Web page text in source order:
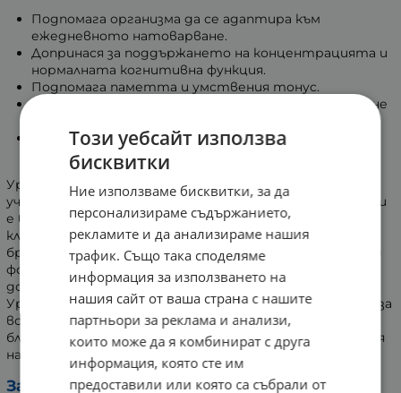
Подпомага организма да се адаптира към
ежедневното натоварване.
Допринася за поддържането на концентрацията и
нормалната когнитивна функция.
Подпомага паметта и умствения тонус.
Допринася за баланса и нормалното функциониране
Допринася за нормалната функция на имунната
система.
Уридин монофосфатът (UMP) е нуклеотид, който
участва в множество биологични процеси в тялото и
е важен компонент за нормалната функция на
клетките. Среща се естествено в храни като риба,
броколи, магданоз и черен дроб, но набавянето му под
формата на хранителна добавка е удобен начин за
допълване на диетата.
Уридин монофосфат на Vitaler’s е продукт, подходящ за
всеки, който желае да поддържа своето цялостно
благосъстояние и да подпомогне нормалната функция
на нервната си система.
Защо да изберете Уридин монофосфат на
Този уебсайт използва
бисквитки
Ние използваме бисквитки, за да
персонализираме съдържанието,
рекламите и да анализираме нашия
трафик. Също така споделяме
информация за използването на
нашия сайт от ваша страна с нашите
партньори за реклама и анализи,
които може да я комбинират с друга
информация, която сте им
предоставили или която са събрали от